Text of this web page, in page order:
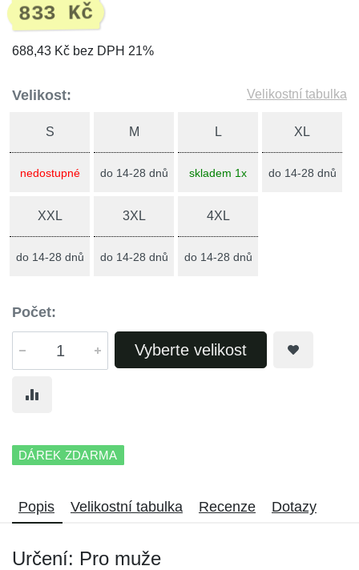
833 Kč
688,43 Kč bez DPH 21%
Velikost: Velikostní tabulka
S
nedostupné
M
do 14-28 dnů
L
skladem 1x
XL
do 14-28 dnů
XXL
do 14-28 dnů
3XL
do 14-28 dnů
4XL
do 14-28 dnů
Počet:
Vyberte velikost
DÁREK ZDARMA
Popis Velikostní tabulka Recenze Dotazy
Určení: Pro muže